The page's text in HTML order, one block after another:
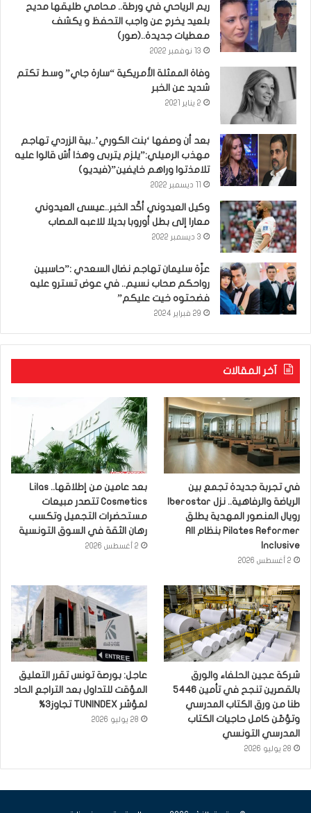
ريم الرياحي في ورطة.. محامي طليقها مديح
بلعيد يخرج عن واجب التحفظ و يكشف
معطيات جديدة..(صور)
13 نوفمبر 2022
وفاة الممثلة الأمريكية “سارة جاي” وسط تكتم
شديد عن الخبر
2 يناير 2021
بعد أن وصفها ‘بنت الكوري’..بية الزردي تهاجم
مهذب الرميلي:”يلزم يتربى وهذا أش قالوا عليه
تلامذتوا وراهم خايفين”(فيديو)
وكيل العيدوني أكّد الخبر..عيسى العيدوني
معارا إلى بطل أوروبا بديلا للاعبه المصاب
3 ديسمبر 2022
عزّة سليمان تهاجم نضال السعدي :”حاسبين
رواحكم صحاب نسيم.. في عوض تسترو عليه
فضحتوه خيت عليكم”
29 فبراير 2024
آخر المقالات
في تجربة جديدة تجمع بين
رويال المنصور المهدية يطلق
Pilates Reformer بنظام All
Inclusive
2 أغسطس 2026
بعد عامين من إطلاقها.. Lilas
Cosmetics تتصدر مبيعات
مستحضرات التجميل وتكسب
رهان الثقة في السوق التونسية
2 أغسطس 2026
شركة عجين الحلفاء والورق
بالقصرين تنجح في تأمين 5446
طنا من ورق الكتاب المدرسي
وتؤمّن كامل حاجيات الكتاب
المدرسي التونسي
28 يوليو 2026
عاجل: بورصة تونس تقرر التعليق
المؤقت للتداول بعد التراجع الحاد
لمؤشر TUNINDEX تجاوز3%
28 يوليو 2026